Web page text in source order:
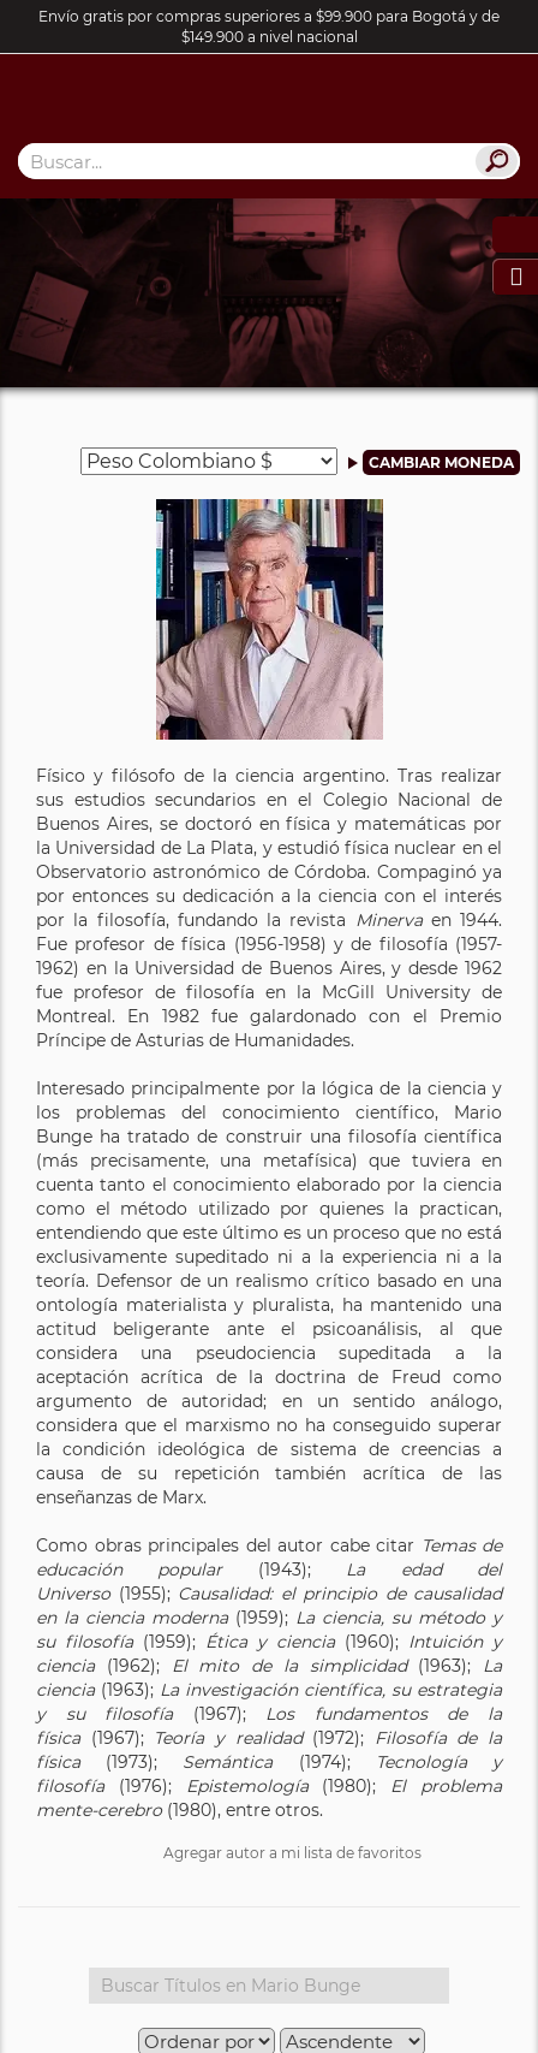
Envío gratis por compras superiores a $99.900 para Bogotá y de
$149.900 a nivel nacional

Físico y filósofo de la ciencia argentino. Tras realizar
sus estudios secundarios en el Colegio Nacional de
Buenos Aires, se doctoró en física y matemáticas por
la Universidad de La Plata, y estudió física nuclear en el
Observatorio astronómico de Córdoba. Compaginó ya
por entonces su dedicación a la ciencia con el interés
por la filosofía, fundando la revista Minervaen 1944.
Fue profesor de física (1956-1958) y de filosofía (1957-
1962) en la Universidad de Buenos Aires, y desde 1962
fue profesor de filosofía en la McGill University de
Montreal. En 1982 fue galardonado con el Premio
Príncipe de Asturias de Humanidades.
Interesado principalmente por la lógica de la ciencia y
los problemas del conocimiento científico, Mario
Bunge ha tratado de construir una filosofía científica
(más precisamente, una metafísica) que tuviera en
cuenta tanto el conocimiento elaborado por la ciencia
como el método utilizado por quienes la practican,
entendiendo que este último es un proceso que no está
exclusivamente supeditado ni a la experiencia ni a la
teoría. Defensor de un realismo crítico basado en una
ontología materialista y pluralista, ha mantenido una
actitud beligerante ante el psicoanálisis, al que
considera una pseudociencia supeditada a la
aceptación acrítica de la doctrina de Freud como
argumento de autoridad; en un sentido análogo,
considera que el marxismo no ha conseguido superar
la condición ideológica de sistema de creencias a
causa de su repetición también acrítica de las
enseñanzas de Marx.
Como obras principales del autor cabe citar Temas de
educación popular(1943); La edad del
Universo(1955); Causalidad: el principio de causalidad
en la ciencia moderna(1959); La ciencia, su método y
su filosofía(1959); Ética y ciencia(1960); Intuición y
ciencia(1962); El mito de la simplicidad(1963); La
ciencia(1963); La investigación científica, su estrategia
y su filosofía(1967); Los fundamentos de la
física(1967); Teoría y realidad(1972); Filosofía de la
física(1973); Semántica(1974);
Tecnología y
filosofía(1976); Epistemología(1980); El problema
mente-cerebro(1980), entre otros.
Agregar autor a mi lista de favoritos